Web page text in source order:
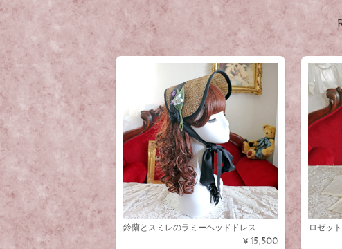
鈴蘭とスミレのラミーヘッドドレス
¥15,500
ロゼッ